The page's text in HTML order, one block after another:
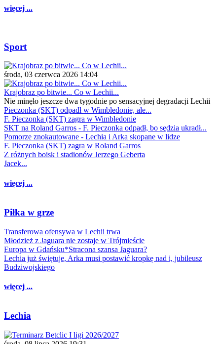
więcej ...
Sport
środa, 03 czerwca 2026 14:04
Krajobraz po bitwie... Co w Lechii...
Nie minęło jeszcze dwa tygodnie po sensacyjnej degradacji Lechii
Pieczonka (SKT) odpadł w Wimbledonie, ale...
F. Pieczonka (SKT) zagra w Wimbledonie
SKT na Roland Garros - F. Pieczonka odpadł, bo sędzia ukradł...
Pomorze znokautowane - Lechia i Arka skopane w lidze
F. Pieczonka (SKT) zagra w Roland Garros
Z różnych boisk i stadionów Jerzego Geberta
Jacek...
więcej ...
Piłka w grze
Transferowa ofensywa w Lechii trwa
Młodzież z Jaguara nie zostaje w Trójmieście
Europa w Gdańsku*Stracona szansa Jaguara?
Lechia już świętuje, Arka musi postawić kropkę nad i, jubileusz
Budziwojskiego
więcej ...
Lechia